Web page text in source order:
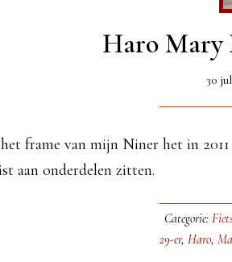
Haro Mary
30
frame van mijn Niner het in
aan onderdelen zitten.
Categorie:
29-er, Haro,